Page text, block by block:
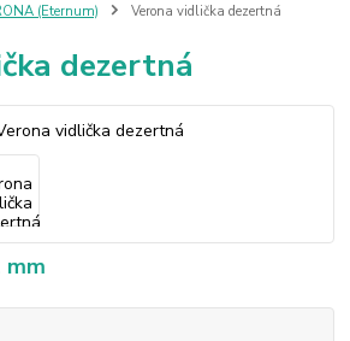
(Eternum) Verona vidlička dezertná
dezertná
mm